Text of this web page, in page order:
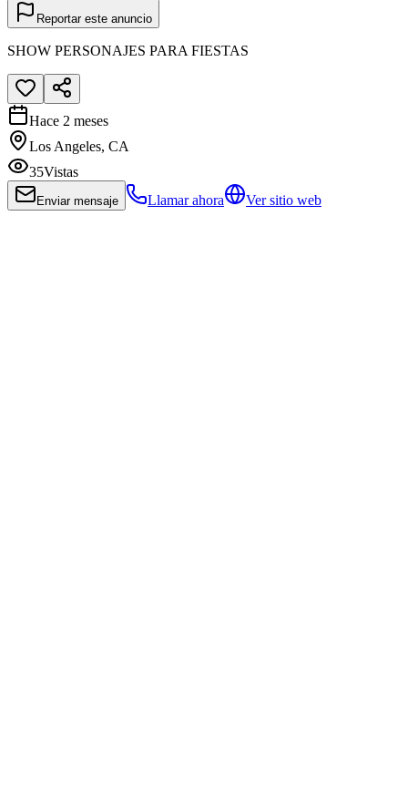
Reportar este anuncio
SHOW PERSONAJES PARA FIESTAS
Hace 2 meses
Los Angeles, CA
35Vistas
Enviar mensaje Llamar ahora Ver sitio web